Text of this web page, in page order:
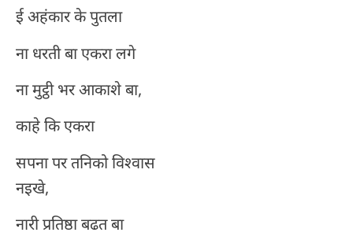
ई अहंकार के पुतला
ना धरती बा एकरा लगे
ना मुट्ठी भर आकाशे बा,
काहे कि एकरा
सपना पर तनिको विश्वास
नइखे,
नारी प्रतिष्ठा बढत बा